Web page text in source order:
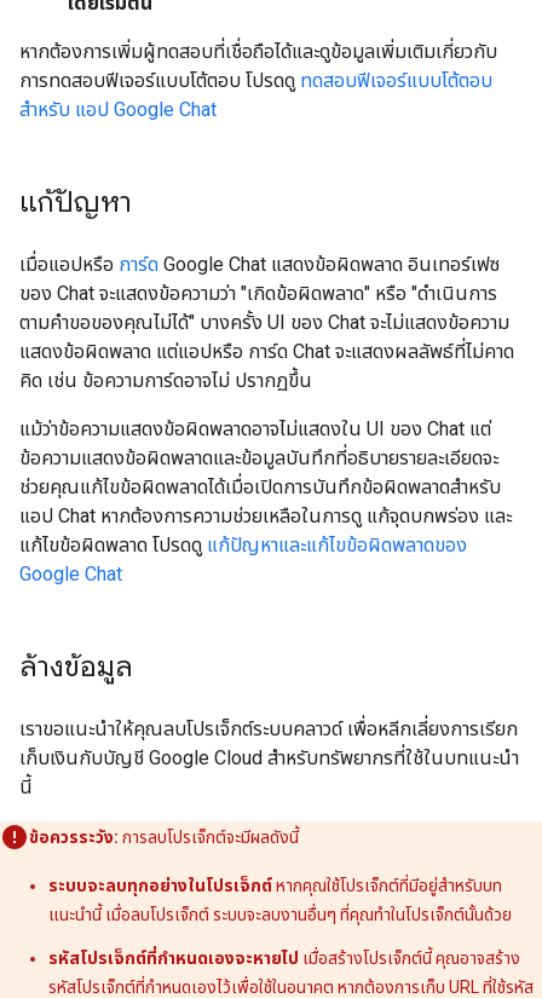
หากต้องการเพิ่มผู้ทดสอบที่เชื่อถือได้และดูข้อมูลเพิ่มเติมเกี่ยวกับ
การทดสอบฟีเจอร์แบบโต้ตอบ โปรดดู ทดสอบฟีเจอร์แบบโต้ตอบ
สำหรับ แอป Google Chat
แก้ปัญหา
เมื่อแอปหรือ การ์ด Google Chat แสดงข้อผิดพลาด อินเทอร์เฟซ
ของ Chat จะแสดงข้อความว่า "เกิดข้อผิดพลาด" หรือ "ดำเนินการ
ตามคำขอของคุณไม่ได้" บางครั้ง UI ของ Chat จะไม่แสดงข้อความ
แสดงข้อผิดพลาด แต่แอปหรือ การ์ด Chat จะแสดงผลลัพธ์ที่ไม่คาด
คิด เช่น ข้อความการ์ดอาจไม่ ปรากฏขึ้น
แม้ว่าข้อความแสดงข้อผิดพลาดอาจไม่แสดงใน UI ของ Chat แต่
ข้อความแสดงข้อผิดพลาดและข้อมูลบันทึกที่อธิบายรายละเอียดจะ
ช่วยคุณแก้ไขข้อผิดพลาดได้เมื่อเปิดการบันทึกข้อผิดพลาดสำหรับ
แอป Chat หากต้องการความช่วยเหลือในการดู แก้จุดบกพร่อง และ
แก้ไขข้อผิดพลาด โปรดดู แก้ปัญหาและแก้ไขข้อผิดพลาดของ
Google Chat
ล้างข้อมูล
เราขอแนะนำให้คุณลบโปรเจ็กต์ระบบคลาวด์ เพื่อหลีกเลี่ยงการเรียก
เก็บเงินกับบัญชี Google Cloud สำหรับทรัพยากรที่ใช้ในบทแนะนำ
นี้
ข้อควรระวัง: การลบโปรเจ็กต์จะมีผลดังนี้
ระบบจะลบทุกอย่างในโปรเจ็กต์หากคุณใช้โปรเจ็กต์ที่มีอยู่สำหรับบท
แนะนำนี้ เมื่อลบโปรเจ็กต์ ระบบจะลบงานอื่นๆ ที่คุณทำในโปรเจ็กต์นั้นด้วย
รหัสโปรเจ็กต์ที่กำหนดเองจะหายไป เมื่อสร้างโปรเจ็กต์นี้ คุณอาจสร้าง
รหัสโปรเจ็กต์ที่กำหนดเองไว้เพื่อใช้ในอนาคต หากต้องการเก็บ URL ที่ใช้รหัส